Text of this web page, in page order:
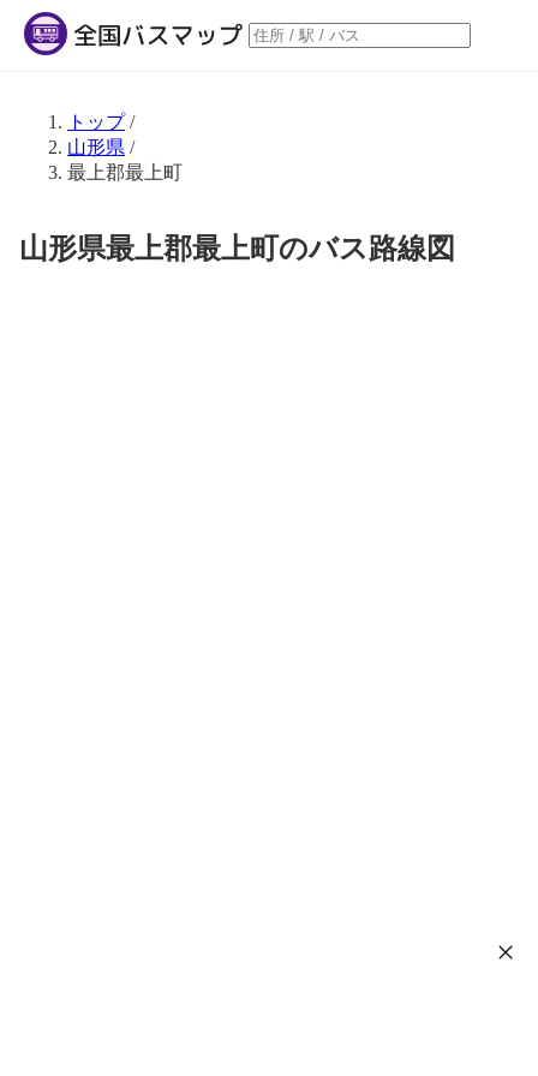
トップ/
山形県 /
最上郡最上町
山形県最上郡最上町のバス路線図